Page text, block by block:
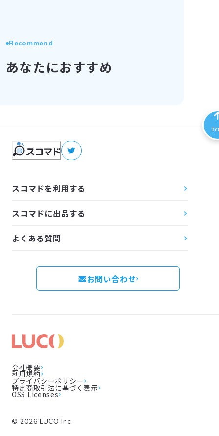
Recommend
あなたにおすすめ
スコマドを利用する
スコマドに出品する
よくある質問
お問い合わせ
会社概要
利用規約
プライバシーポリシー
特定商取引法に基づく表示
OSS Licenses
© 2026 LUCO Inc.